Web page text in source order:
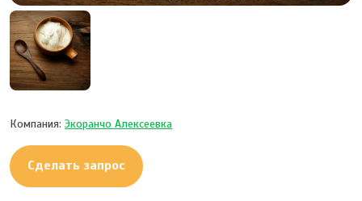
Компания: Экоранчо Алексеевка
Сделать запрос